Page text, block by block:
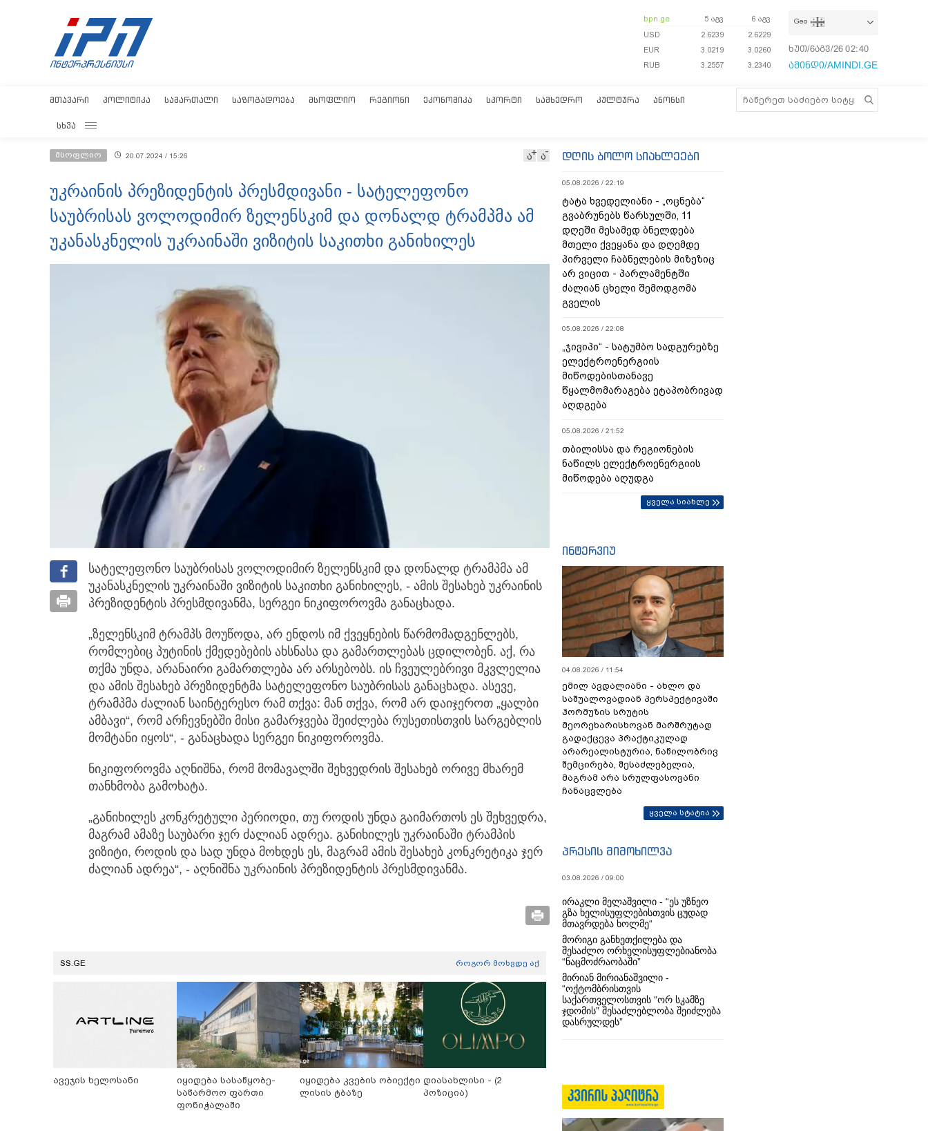
bpn.ge 5 აგვ
6 აგვ
USD
2.6239
2.6229
EUR
3.0219
3.0260
RUB
3.2557 3.2340
Geo
ხუთ/6აგვ/26 02:40:02
ამინდი/AMINDI.GE
ᲛᲗᲐᲕᲐᲠᲘ ᲞᲝᲚᲘᲢᲘᲙᲐ ᲡᲐᲛᲐᲠᲗᲐᲚᲘ ᲡᲐᲖᲝᲒᲐᲓᲝᲔᲑᲐ ᲛᲡᲝᲤᲚᲘᲝ ᲠᲔᲒᲘᲝᲜᲘ ᲔᲙᲝᲜᲝᲛᲘᲙᲐ ᲡᲞᲝᲠᲢᲘ ᲡᲐᲛᲮᲔᲓᲠᲝ ᲙᲣᲚᲢᲣᲠᲐ ᲐᲜᲝᲜᲡᲘ
ᲡᲮᲕᲐ
მსოფლიო 20.07.2024 / 15:26 ა ა
უკრაინის პრეზიდენტის პრესმდივანი - სატელეფონო
საუბრისას ვოლოდიმირ ზელენსკიმ და დონალდ ტრამპმა ამ
უკანასკნელის უკრაინაში ვიზიტის საკითხი განიხილეს
სატელეფონო საუბრისას ვოლოდიმირ ზელენსკიმ და დონალდ ტრამპმა ამ
უკანასკნელის უკრაინაში ვიზიტის საკითხი განიხილეს, - ამის შესახებ უკრაინის
პრეზიდენტის პრესმდივანმა, სერგეი ნიკიფოროვმა განაცხადა.
„ზელენსკიმ ტრამპს მოუწოდა, არ ენდოს იმ ქვეყნების წარმომადგენლებს,
რომლებიც პუტინის ქმედებების ახსნასა და გამართლებას ცდილობენ. აქ, რა
თქმა უნდა, არანაირი გამართლება არ არსებობს. ის ჩვეულებრივი მკვლელია
და ამის შესახებ პრეზიდენტმა სატელეფონო საუბრისას განაცხადა. ასევე,
ტრამპმა ძალიან საინტერესო რამ თქვა: მან თქვა, რომ არ დაიჯეროთ „ყალბი
ამბავი“, რომ არჩევნებში მისი გამარჯვება შეიძლება რუსეთისთვის სარგებლის
მომტანი იყოს“, - განაცხადა სერგეი ნიკიფოროვმა.
ნიკიფოროვმა აღნიშნა, რომ მომავალში შეხვედრის შესახებ ორივე მხარემ
თანხმობა გამოხატა.
„განიხილეს კონკრეტული პერიოდი, თუ როდის უნდა გაიმართოს ეს შეხვედრა,
მაგრამ ამაზე საუბარი ჯერ ძალიან ადრეა. განიხილეს უკრაინაში ტრამპის
ვიზიტი, როდის და სად უნდა მოხდეს ეს, მაგრამ ამის შესახებ კონკრეტიკა ჯერ
ძალიან ადრეა“, - აღნიშნა უკრაინის პრეზიდენტის პრესმდივანმა.
SS.GE როგორ მოხვდე აქ
ავეჯის ხელოსანი
იყიდება სასაწყობე-
საწარმოო ფართი
ფონიჭალაში
იყიდება კვების ობიექტი
ლისის ტბაზე
დიასახლისი - (2
პოზიცია)
დღის ბოლო სიახლეები
05.08.2026 / 22:19
ტატა ხვედელიანი - „ოცნება“
გვაბრუნებს წარსულში, 11
დღეში მესამედ ბნელდება
მთელი ქვეყანა და დღემდე
პირველი ჩაბნელების მიზეზიც
არ ვიცით - პარლამენტში
ძალიან ცხელი შემოდგომა
გველის
05.08.2026 / 22:08
„ჯივიპი“ - სატუმბო სადგურებზე
ელექტროენერგიის
მიწოდებისთანავე
წყალმომარაგება ეტაპობრივად
აღდგება
05.08.2026 / 21:52
თბილისსა და რეგიონების
ნაწილს ელექტროენერგიის
მიწოდება აღუდგა
ყველა სიახლე
ინტერვიუ
04.08.2026 / 11:54
ემილ ავდალიანი - ახლო და
საშუალოვადიან პერსპექტივაში
ჰორმუზის სრუტის
მეორეხარისხოვან მარშრუტად
გადაქცევა პრაქტიკულად
არარეალისტურია, ნაწილობრივ
შემცირება, შესაძლებელია,
მაგრამ არა სრულფასოვანი
ჩანაცვლება
ყველა სტატია
პრესის მიმოხილვა
03.08.2026 / 09:00
ირაკლი მელაშვილი - “ეს უზნეო
გზა ხელისუფლებისთვის ცუდად
მთავრდება ხოლმე“
მორიგი განხეთქილება და
შესაძლო ორხელისუფლებიანობა
“ნაცმოძრაობაში”
მირიან მირიანაშვილი -
“ოქტომბრისთვის
საქართველოსთვის “ორ სკამზე
ჯდომის” შესაძლებლობა შეიძლება
დასრულდეს”